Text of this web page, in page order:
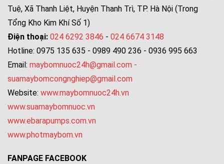
Tuệ, Xã Thanh Liệt, Huyện Thanh Trì, TP. Hà Nội (Trong
Tổng Kho Kim Khí Số 1)
Điện thoại: 024 6292 3846 - 024 6674 3148
Hotline: 0975 135 635 - 0989 490 236 - 0936 995 663
Email: maybomnuoc24h@gmail.com -
suamaybomcongnghiep@gmail.com
Website: www.maybomnuoc24h.vn
www.suamaybomnuoc.vn
www.ebarapumps.com.vn
www.photmaybom.vn
FANPAGE FACEBOOK